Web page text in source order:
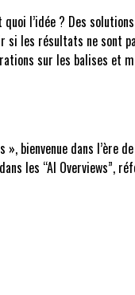
quoi l’idée ? Des
les résultats ne sont
sur les balises et
bienvenue dans l’ère
les “AI Overviews”,